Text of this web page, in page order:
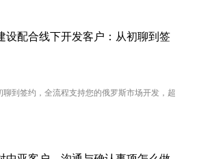
设配合线下开发客户：从初聊到签
到签约，全流程支持您的俄罗斯市场开发，超